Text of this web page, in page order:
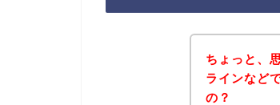
ちょっと、
ラインなど
の？